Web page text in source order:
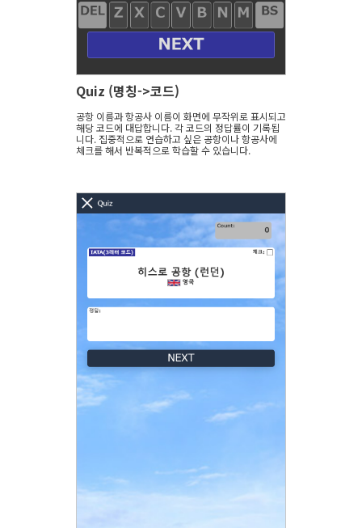
Quiz (명칭->코드)
공항 이름과 항공사 이름이 화면에 무작위로 표시되고
해당 코드에 대답합니다. 각 코드의 정답률이 기록됩
니다. 집중적으로 연습하고 싶은 공항이나 항공사에
체크를 해서 반복적으로 학습할 수 있습니다.